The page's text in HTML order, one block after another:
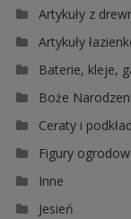
Artykuły z
Artykuły
Baterie, kleje,
Boże
Ceraty i
Figury
Inne
Jesień